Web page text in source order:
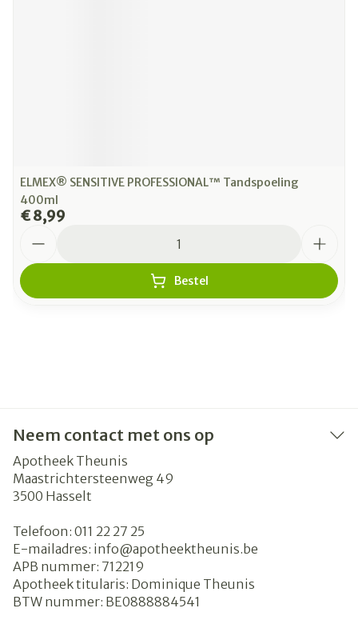
ELMEX® SENSITIVE PROFESSIONAL™ Tandspoeling
400ml
€ 8,99
Bestel
Neem contact met ons op
Apotheek Theunis
Maastrichtersteenweg 49
3500 Hasselt
Telefoon: 011 22 27 25
E-mailadres: info@apotheektheunis.be
APB nummer: 712219
Apotheek titularis: Dominique Theunis
BTW nummer: BE0888884541